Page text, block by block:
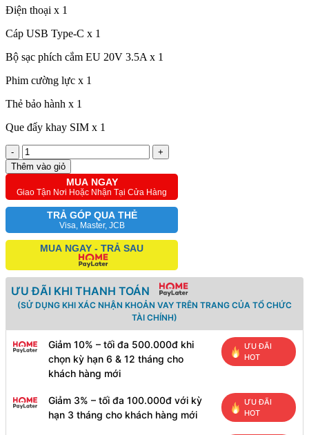
Điện thoại x 1
Cáp USB Type-C x 1
Bộ sạc phích cắm EU 20V 3.5A x 1
Phim cường lực x 1
Thẻ bảo hành x 1
Que đẩy khay SIM x 1
-
+
Thêm vào giỏ
MUA NGAY
Giao Tận Nơi Hoặc Nhận Tại Cửa Hàng
TRẢ GÓP QUA THẺ
Visa, Master, JCB
MUA NGAY - TRẢ SAU
ƯU ĐÃI KHI THANH TOÁN
(SỬ DỤNG KHI XÁC NHẬN KHOẢN VAY TRÊN TRANG CỦA TỔ CHỨC
TÀI CHÍNH)
Giảm 10% – tối đa 500.000đ khi
chọn kỳ hạn 6 & 12 tháng cho
khách hàng mới
ƯU ĐÃI
HOT
Giảm 3% – tối đa 100.000đ với kỳ
hạn 3 tháng cho khách hàng mới
ƯU ĐÃI
HOT